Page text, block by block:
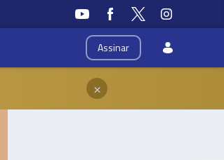
Assinar
×